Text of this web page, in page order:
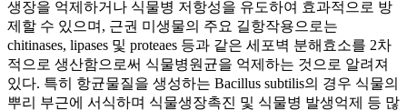
생장을 억제하거나 식물병 저항성을 유도하여 효과적으로 방
제할 수 있으며, 근권 미생물의 주요 길항작용으로는
chitinases, lipases 및 proteaes 등과 같은 세포벽 분해효소를 2차
적으로 생산함으로써 식물병원균을 억제하는 것으로 알려져
있다. 특히 항균물질을 생성하는 Bacillus subtilis의 경우 식물의
뿌리 부근에 서식하며 식물생장촉진 및 식물병 발생억제 등 많